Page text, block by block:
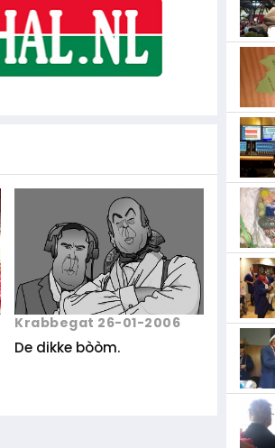
Krabbegat 26-01-2006
De dikke bòòm.